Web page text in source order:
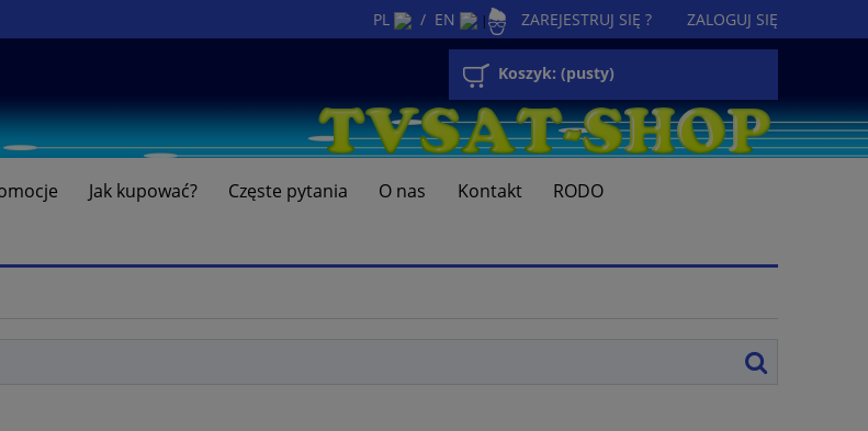
PL / EN | ZAREJESTRUJ SIĘ ? ZALOGUJ SIĘ
Koszyk: (pusty)
Jak kupować? Częste pytania O nas Kontakt RODO